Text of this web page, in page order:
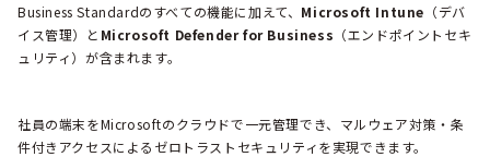
Business Standardのすべての機能に加えて、 Microsoft Intune （デバ
イス管理）と Microsoft Defender for Business （エンドポイントセキ
ュリティ）が含まれます。
社員の端末をMicrosoftのクラウドで一元管理でき、マルウェア対策・条
件付きアクセスによるゼロトラストセキュリティを実現できます。